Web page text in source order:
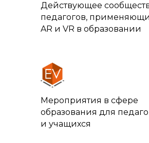
Мероприятия в сфере
образования для
и учащихся
Действующее
педагогов,
AR и VR в образовании